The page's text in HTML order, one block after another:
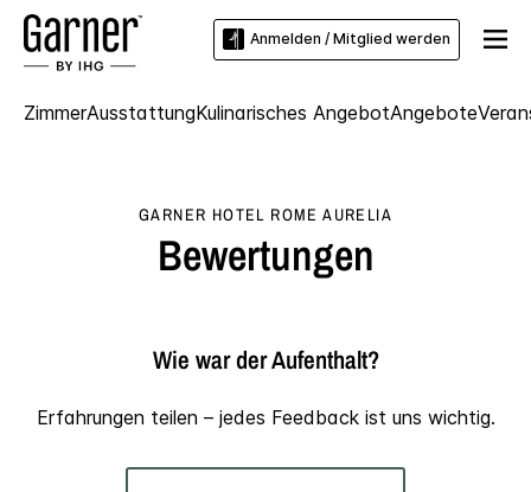
Anmelden / Mitglied werden
ZimmerAusstattungKulinarisches AngebotAngebote
GARNER HOTEL ROME AURELIA
Bewertungen
Wie war der Aufenthalt?
Erfahrungen teilen – jedes Feedback ist uns wichtig.